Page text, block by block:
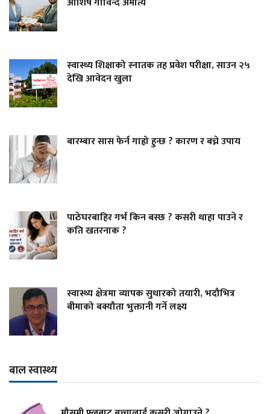
स्वास्थ्य शिक्षाको स्नातक तह प्रवेश परीक्षा, साउन २५
देखि आवेदन खुला
बारम्बार सास फेर्न गाह्रो हुन्छ ? कारण र बच्ने उपाय
पाठेघरबाहिर गर्भ किन बस्छ ? कसरी थाहा पाउने र
कति खतरनाक ?
स्वास्थ्य क्षेत्रमा व्यापक सुधारको तयारी, भदौभित्र
बीमाको बक्यौता भुक्तानी गर्ने लक्ष्य
बाल स्वास्थ्य